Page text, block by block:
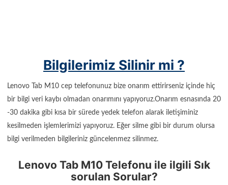
Bilgilerimiz Silinir mi ?
Lenovo Tab M10 cep telefonunuz bize onarım ettirirseniz içinde hiç
bir bilgi veri kaybı olmadan onarımını yapıyoruz.Onarım esnasında 20
-30 dakika gibi kısa bir sürede yedek telefon alarak iletişiminiz
kesilmeden işlemlerimizi yapıyoruz. Eğer silme gibi bir durum olursa
bilgi verilmeden bilgileriniz güncelenmez silinmez.
Lenovo Tab M10 Telefonu ile ilgili Sık
sorulan Sorular?